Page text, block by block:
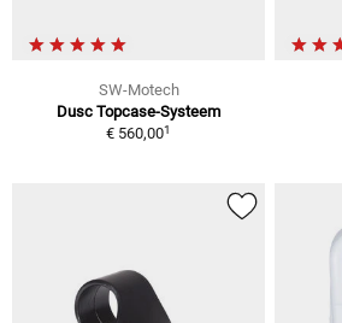
SW-Motech
Dusc Topcase-Systeem
€ 560,001